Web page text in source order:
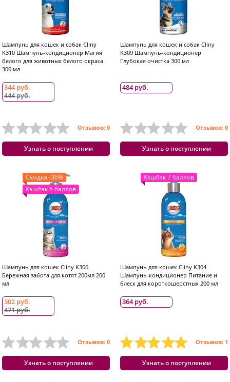
Шампунь для кошек и собак Cliny
K310 Шампунь-кондиционер Магия
белого для животных белого окраса
300 мл
344 руб.
444 руб.
Отзывов: 0
Узнать о поступлении
Шампунь для кошек и собак Cliny
K309 Шампунь-кондиционер
Глубокая очистка 300 мл
484 руб.
Отзывов: 0
Узнать о поступлении
Скидка -36%
Кэшбэк 6 баллов
Шампунь для кошек Cliny K306
Бережная забота для котят 200мл 200
мл
302 руб.
471 руб.
Отзывов: 0
Узнать о поступлении
Кэшбэк 7 баллов
Шампунь для кошек Cliny K304
Шампунь-кондиционер Питание и
блеск для короткошерстных 200 мл
364 руб.
Отзывов: 1
Узнать о поступлении